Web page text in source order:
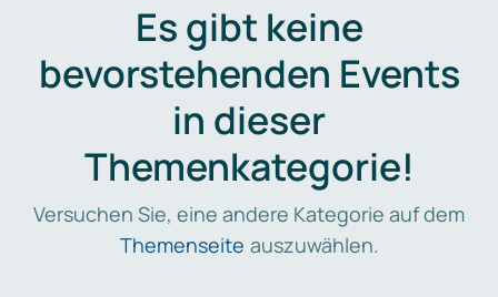
Es gibt keine
bevorstehenden Events
in dieser
Themenkategorie!
Versuchen Sie, eine andere Kategorie auf dem
Themenseite auszuwählen.